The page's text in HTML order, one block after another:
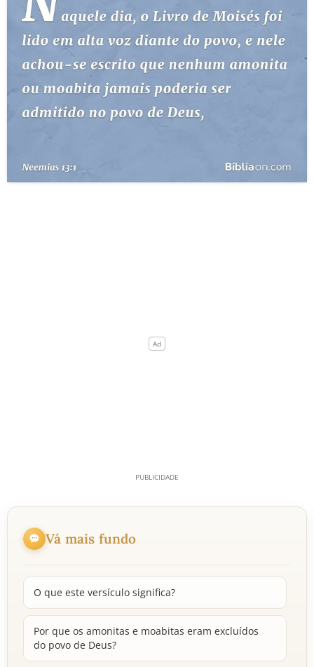
ESTUDOS BÍBLICOS
ESBOÇOS DE PREGAÇÃO
PERGUNTE À BÍBLIA IA
QUEM SOMOS
Vá mais fundo
O que este versículo significa?
Por que os amonitas e moabitas eram excluídos
do povo de Deus?